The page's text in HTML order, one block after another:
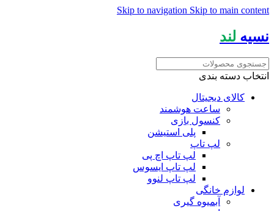
Skip to navigation Skip to main content
نسیه لند
انتخاب دسته بندی
کالای دیجیتال
ساعت هوشمند
کنسول بازی
پلی استیشن
لپ تاپ
لپ تاپ اچ پی
لپ تاپ ایسوس
لپ تاپ لنوو
لوازم خانگی
آبمیوه گیری